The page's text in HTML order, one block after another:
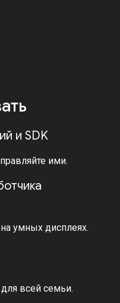
и SDK
ими.
умных дисплеях.
всей семьи.